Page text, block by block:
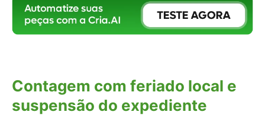
Contagem com feriado local e
suspensão do expediente